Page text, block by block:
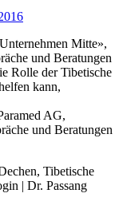
Mitte»,
und Beratungen
Rolle der Tibetische
kann,
AG,
und Beratungen
Tibetische
| Dr. Passang